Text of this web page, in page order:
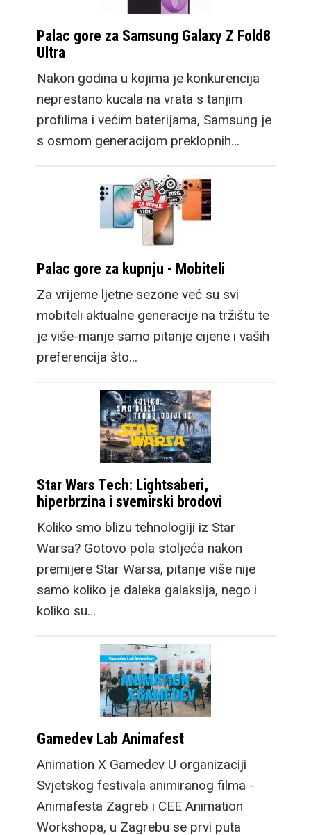
Palac gore za Samsung Galaxy Z Fold8
Ultra
Nakon godina u kojima je konkurencija
neprestano kucala na vrata s tanjim
profilima i većim baterijama, Samsung je
s osmom generacijom preklopnih…
Palac gore za kupnju - Mobiteli
Za vrijeme ljetne sezone već su svi
mobiteli aktualne generacije na tržištu te
je više-manje samo pitanje cijene i vaših
preferencija što…
Star Wars Tech: Lightsaberi,
hiperbrzina i svemirski brodovi
Koliko smo blizu tehnologiji iz Star
Warsa? Gotovo pola stoljeća nakon
premijere Star Warsa, pitanje više nije
samo koliko je daleka galaksija, nego i
koliko su…
Gamedev Lab Animafest
Animation X Gamedev U organizaciji
Svjetskog festivala animiranog filma -
Animafesta Zagreb i CEE Animation
Workshopa, u Zagrebu se prvi puta